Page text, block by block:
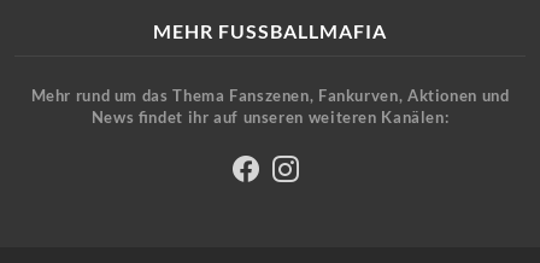
MEHR FUSSBALLMAFIA
Mehr rund um das Thema Fanszenen, Fankurven, Aktionen und
News findet ihr auf unseren weiteren Kanälen: